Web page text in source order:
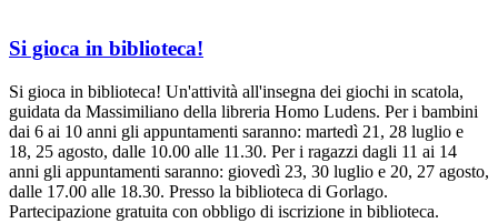
Si gioca in biblioteca!
Si gioca in biblioteca! Un'attività all'insegna dei giochi in scatola,
guidata da Massimiliano della libreria Homo Ludens. Per i bambini
dai 6 ai 10 anni gli appuntamenti saranno: martedì 21, 28 luglio e
18, 25 agosto, dalle 10.00 alle 11.30. Per i ragazzi dagli 11 ai 14
anni gli appuntamenti saranno: giovedì 23, 30 luglio e 20, 27 agosto,
dalle 17.00 alle 18.30. Presso la biblioteca di Gorlago.
Partecipazione gratuita con obbligo di iscrizione in biblioteca.